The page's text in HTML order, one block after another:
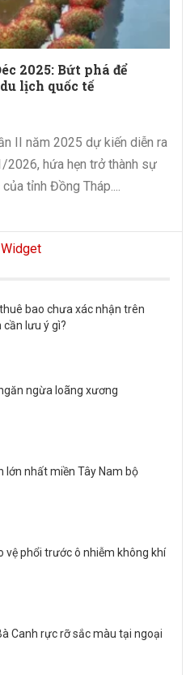
2025: Bứt phá để
lịch quốc tế
II năm 2025 dự kiến diễn ra
hứa hẹn trở thành sự
tỉnh Đồng Tháp....
bao chưa xác nhận trên
cần lưu ý gì?
ngừa loãng xương
lớn nhất miền Tây Nam bộ
vệ phổi trước ô nhiễm không khí
Canh rực rỡ sắc màu tại ngoại